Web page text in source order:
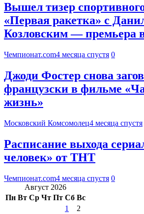
Вышел тизер
«Первая ракетка» с
Козловским — премьера
Чемпионат.com4 месяца спустя 0
Джоди Фостер снова
французски в фильме
жизнь»
Московский Комсомолец4 месяца спустя
Расписание выхода
человек» от ТНТ
Чемпионат.com4 месяца спустя 0
Август 2026
Пн Вт Ср Чт Пт Сб Вс
1
2